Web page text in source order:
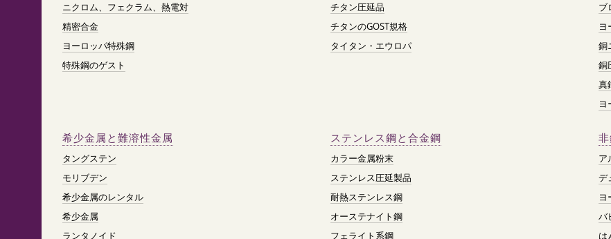
ニクロム、フェクラム、熱電対
精密合金
ヨーロッパ特殊鋼
特殊鋼のゲスト
チタン圧延品
チタンのGOST規格
タイタン・エウロパ
ブ
ヨ
銅
銅
真
ヨ
希少金属と難溶性金属
タングステン
モリブデン
希少金属のレンタル
希少金属
ランタノイド
ステンレス鋼と合金鋼
カラー金属粉末
ステンレス圧延製品
耐熱ステンレス鋼
オーステナイト鋼
フェライト系鋼
ア
デ
ヨ
バ
は